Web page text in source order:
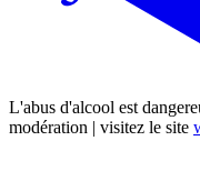
L'abus d'alcool est
modération | visitez le site